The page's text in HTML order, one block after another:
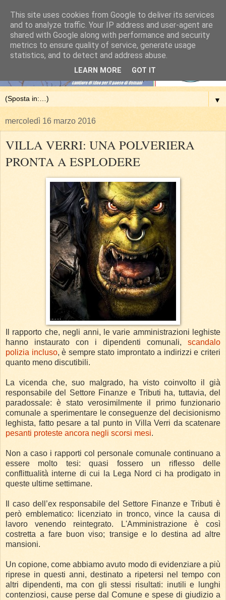
▼
mercoledì 16 marzo 2016
VILLA VERRI: UNA POLVERIERA
PRONTA A ESPLODERE
Il rapporto che, negli anni, le varie amministrazioni leghiste
hanno instaurato con i dipendenti comunali, scandalo
polizia incluso, è sempre stato improntato a indirizzi e criteri
quanto meno discutibili.
La vicenda che, suo malgrado, ha visto coinvolto il già
responsabile del Settore Finanze e Tributi ha, tuttavia, del
paradossale: è stato verosimilmente il primo funzionario
comunale a sperimentare le conseguenze del decisionismo
leghista, fatto pesare a tal punto in Villa Verri da scatenare
pesanti proteste ancora negli scorsi mesi.
Non a caso i rapporti col personale comunale continuano a
essere molto tesi: quasi fossero un riflesso delle
conflittualità interne di cui la Lega Nord ci ha prodigato in
queste ultime settimane.
Il caso dell’ex responsabile del Settore Finanze e Tributi è
però emblematico: licenziato in tronco, vince la causa di
lavoro venendo reintegrato.
L'Amministrazione è così
costretta a fare buon viso; transige e lo destina ad altre
mansioni.
Un copione, come abbiamo avuto modo di evidenziare a più
riprese in questi anni, destinato a ripetersi nel tempo con
altri dipendenti, ma con gli stessi risultati: inutili e lunghi
contenziosi, cause perse dal Comune e spese di giudizio a
This site uses cookies from Google to deliver its services
and to analyze traffic. Your IP address and user-agent are
shared with Google along with performance and security
metrics to ensure quality of service, generate usage
statistics, and to detect and address abuse.
LEARN MORE GOT IT